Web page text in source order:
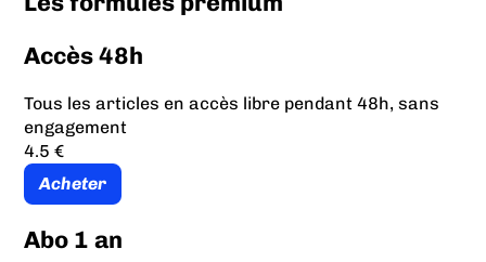
Accès 48h
Tous les articles en accès libre pendant 48h, sans
engagement
4.5 €
Acheter
Abo 1 an